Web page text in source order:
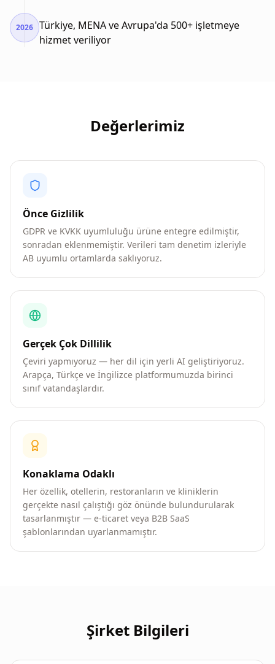
2026 Türkiye, MENA ve Avrupa'da 500+ işletmeye
hizmet veriliyor
Değerlerimiz
Önce Gizlilik
GDPR ve KVKK uyumluluğu ürüne entegre edilmiştir,
sonradan eklenmemiştir. Verileri tam denetim izleriyle
AB uyumlu ortamlarda saklıyoruz.
Gerçek Çok Dillilik
Çeviri yapmıyoruz — her dil için yerli AI geliştiriyoruz.
Arapça, Türkçe ve İngilizce platformumuzda birinci
sınıf vatandaşlardır.
Konaklama Odaklı
Her özellik, otellerin, restoranların ve kliniklerin
gerçekte nasıl çalıştığı göz önünde bulundurularak
tasarlanmıştır — e-ticaret veya B2B SaaS
şablonlarından uyarlanmamıştır.
Şirket Bilgileri